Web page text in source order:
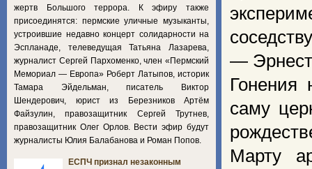
—
Гонения
саму
Марту
жертв Большого террора. К эфиру также
присоединятся: пермские уличные музыканты,
устроившие недавно концерт солидарности на
Эспланаде, телеведущая Татьяна Лазарева,
журналист Сергей Пархоменко, член «Пермский
Мемориал — Европа» Роберт Латыпов, историк
Тамара Эйдельман, писатель Виктор
Шендерович, юрист из Березников Артём
Файзулин, правозащитник Сергей Трутнев,
правозащитник Олег Орлов. Вести эфир будут
журналисты Юлия Балабанова и Роман Попов.
ЕСПЧ признал незаконным